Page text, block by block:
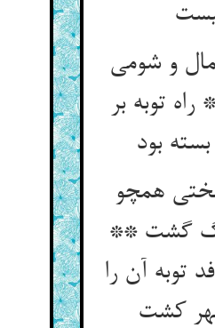
و شومی
توبه بر
بود
همچو
گشت **
توبه آن را
کشت‏